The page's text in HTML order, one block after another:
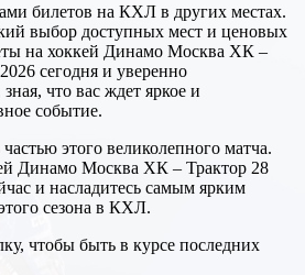
билетов на КХЛ в других местах.
выбор доступных мест и ценовых
на хоккей Динамо Москва ХК –
сегодня и уверенно
что вас ждет яркое и
событие.
этого великолепного матча.
Динамо Москва ХК – Трактор 28
и насладитесь самым ярким
сезона в КХЛ.
чтобы быть в курсе последних